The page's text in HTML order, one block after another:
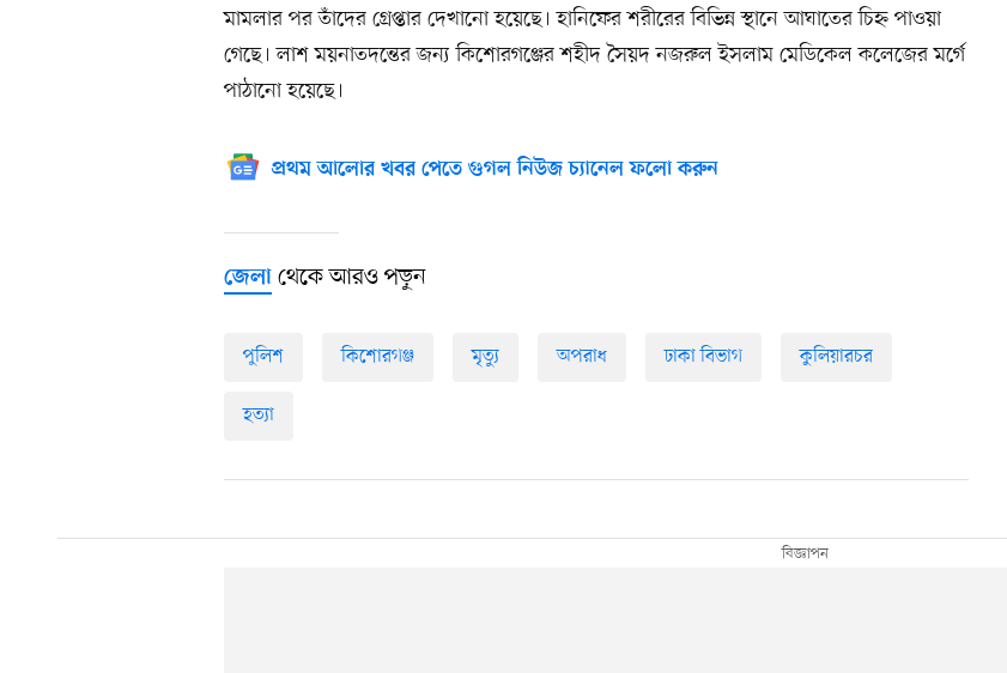
মামলার পর তাঁদের গ্রেপ্তার দেখানো হয়েছে। হানিফের শরীরের বিভিন্ন স্থানে আঘাতের চিহ্ন পাওয়া
গেছে। লাশ ময়নাতদন্তের জন্য কিশোরগঞ্জের শহীদ সৈয়দ নজরুল ইসলাম মেডিকেল কলেজের মর্গে
পাঠানো হয়েছে।
প্রথম আলোর খবর পেতে গুগল নিউজ চ্যানেল ফলো করুন
জেলা থেকে আরও পড়ুন
পুলিশ কিশোরগঞ্জ মৃত্যু অপরাধ ঢাকা বিভাগ কুলিয়ারচর
হত্যা